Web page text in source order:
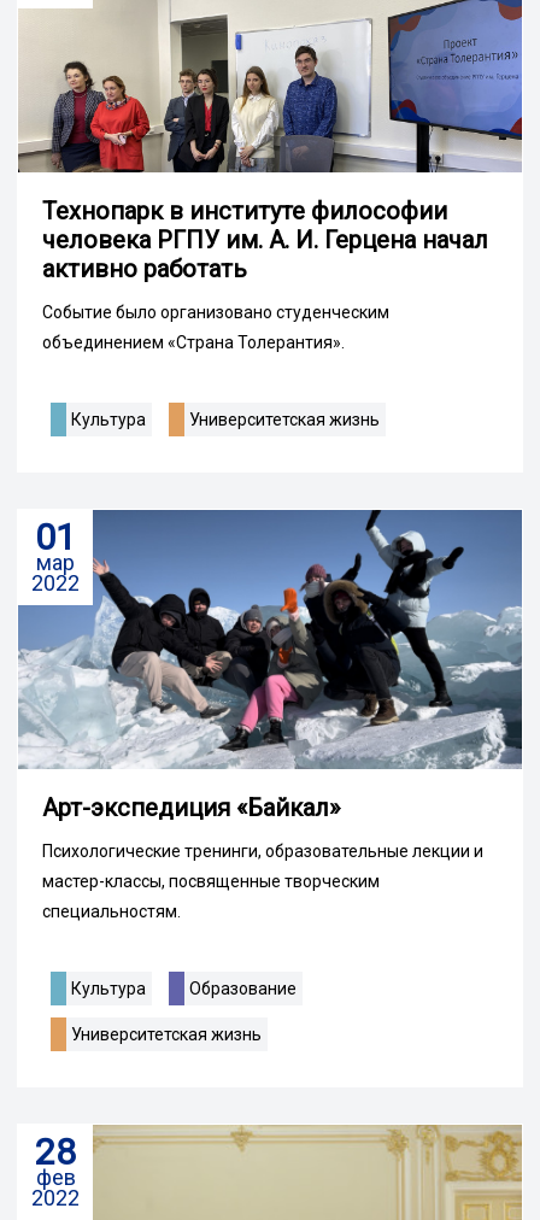
Технопарк в институте философии
человека РГПУ им. А. И. Герцена начал
активно работать
Событие было организовано студенческим
объединением «Страна Толерантия».
Культура Университетская жизнь
01
мар
2022
Арт-экспедиция «Байкал»
Психологические тренинги, образовательные лекции и
мастер-классы, посвященные творческим
специальностям.
Культура Образование
Университетская жизнь
28
фев
2022